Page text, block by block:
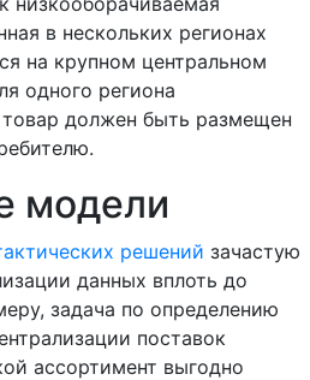
в нескольких регионах
на крупном центральном
одного региона
должен быть размещен
модели
решений зачастую
данных вплоть до
задача по определению
поставок
ассортимент выгодно